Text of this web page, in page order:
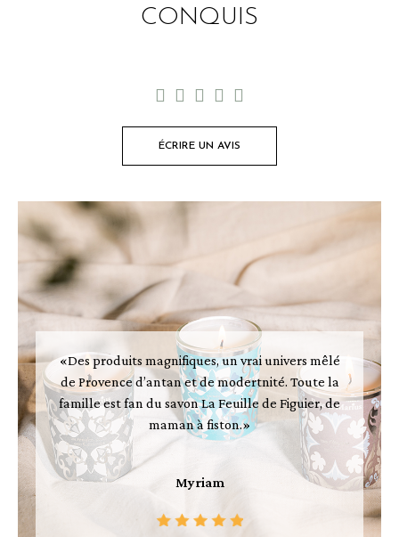
CONQUIS
    
ÉCRIRE UN AVIS
«Des produits magnifiques, un vrai univers mêlé
de Provence d’antan et de modertnité. Toute la
famille est fan du savon La Feuille de Figuier, de
maman à fiston.»
Myriam